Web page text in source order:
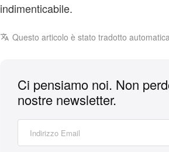
indimenticabile.
Questo articolo è stato tradotto
Ci pensiamo noi. Non
nostre newsletter.